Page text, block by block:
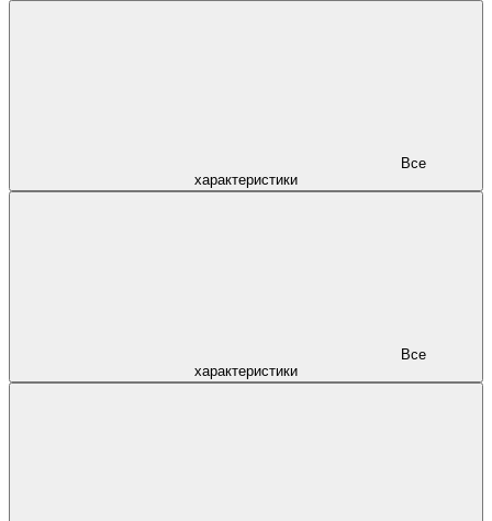
характеристики
характеристики